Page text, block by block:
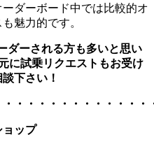
ダーボード中では比較的オ
魅力的です。
ダーされる方も多いと思い
に試乗リクエストもお受け
下さい！
・・・・・・・・・・・・
ョップ